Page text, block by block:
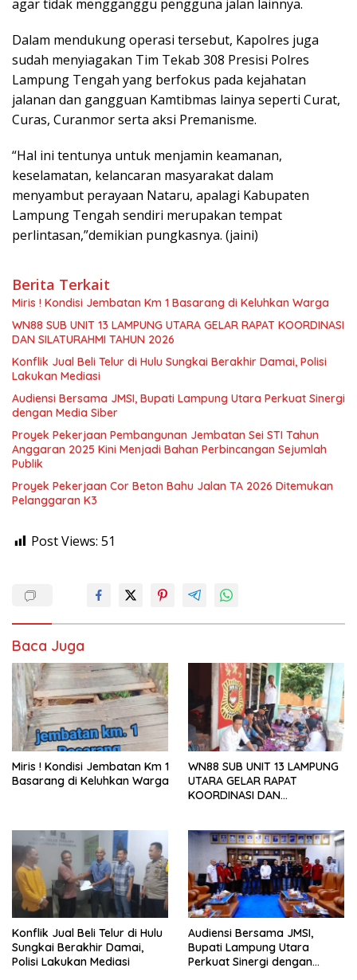
agar tidak mengganggu pengguna jalan lainnya.
Dalam mendukung operasi tersebut, Kapolres juga
sudah menyiagakan Tim Tekab 308 Presisi Polres
Lampung Tengah yang berfokus pada kejahatan
jalanan dan gangguan Kamtibmas lainya seperti Curat,
Curas, Curanmor serta aksi Premanisme.
“Hal ini tentunya untuk menjamin keamanan,
keselamatan, kelancaran masyarakat dalam
menyambut perayaan Nataru, apalagi Kabupaten
Lampung Tengah sendiri merupakan tempat
perlintasan,”demikian pungkasnya. (jaini)
Berita Terkait
Miris ! Kondisi Jembatan Km 1 Basarang di Keluhkan Warga
WN88 SUB UNIT 13 LAMPUNG UTARA GELAR RAPAT KOORDINASI
DAN SILATURAHMI TAHUN 2026
Konflik Jual Beli Telur di Hulu Sungkai Berakhir Damai, Polisi
Lakukan Mediasi
Audiensi Bersama JMSI, Bupati Lampung Utara Perkuat Sinergi
dengan Media Siber
Proyek Pekerjaan Pembangunan Jembatan Sei STI Tahun
Anggaran 2025 Kini Menjadi Bahan Perbincangan Sejumlah
Publik
Proyek Pekerjaan Cor Beton Bahu Jalan TA 2026 Ditemukan
Pelanggaran K3
Post Views: 51
Baca Juga
Miris ! Kondisi Jembatan Km 1
Basarang di Keluhkan Warga
WN88 SUB UNIT 13 LAMPUNG
UTARA GELAR RAPAT
KOORDINASI DAN
Konflik Jual Beli Telur di Hulu
Sungkai Berakhir Damai,
Polisi Lakukan Mediasi
Audiensi Bersama JMSI,
Bupati Lampung Utara
Perkuat Sinergi dengan